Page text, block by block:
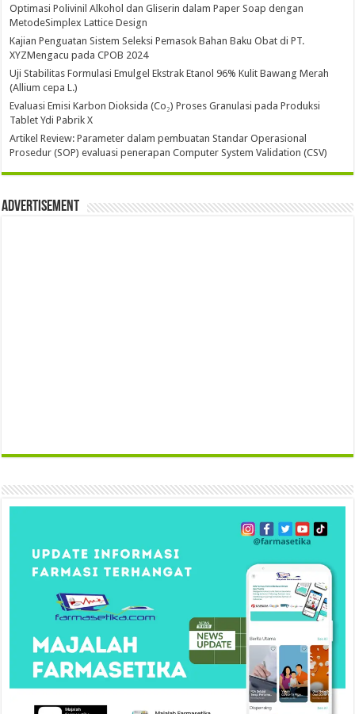
Optimasi Polivinil Alkohol dan Gliserin dalam Paper Soap dengan
MetodeSimplex Lattice Design
Kajian Penguatan Sistem Seleksi Pemasok Bahan Baku Obat di PT.
XYZMengacu pada CPOB 2024
Uji Stabilitas Formulasi Emulgel Ekstrak Etanol 96% Kulit Bawang Merah
(Allium cepa L.)
Evaluasi Emisi Karbon Dioksida (Co₂) Proses Granulasi pada Produksi
Tablet Ydi Pabrik X
Artikel Review: Parameter dalam pembuatan Standar Operasional
Prosedur (SOP) evaluasi penerapan Computer System Validation (CSV)
Advertisement